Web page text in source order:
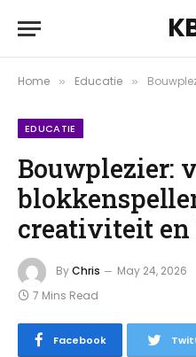
Home » Educatie »
EDUCATIE
Bouwplezier:
creativiteit en
ByChris May 24, 2026
7 Mins Read
Facebook